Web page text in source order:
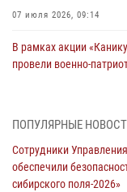
07 июля 2026, 09:14
В рамках акции
провели военно-
акции «Коробка
ПОПУЛЯРНЫЕ
Сотрудники
обеспечили
сибирского поля-2026»